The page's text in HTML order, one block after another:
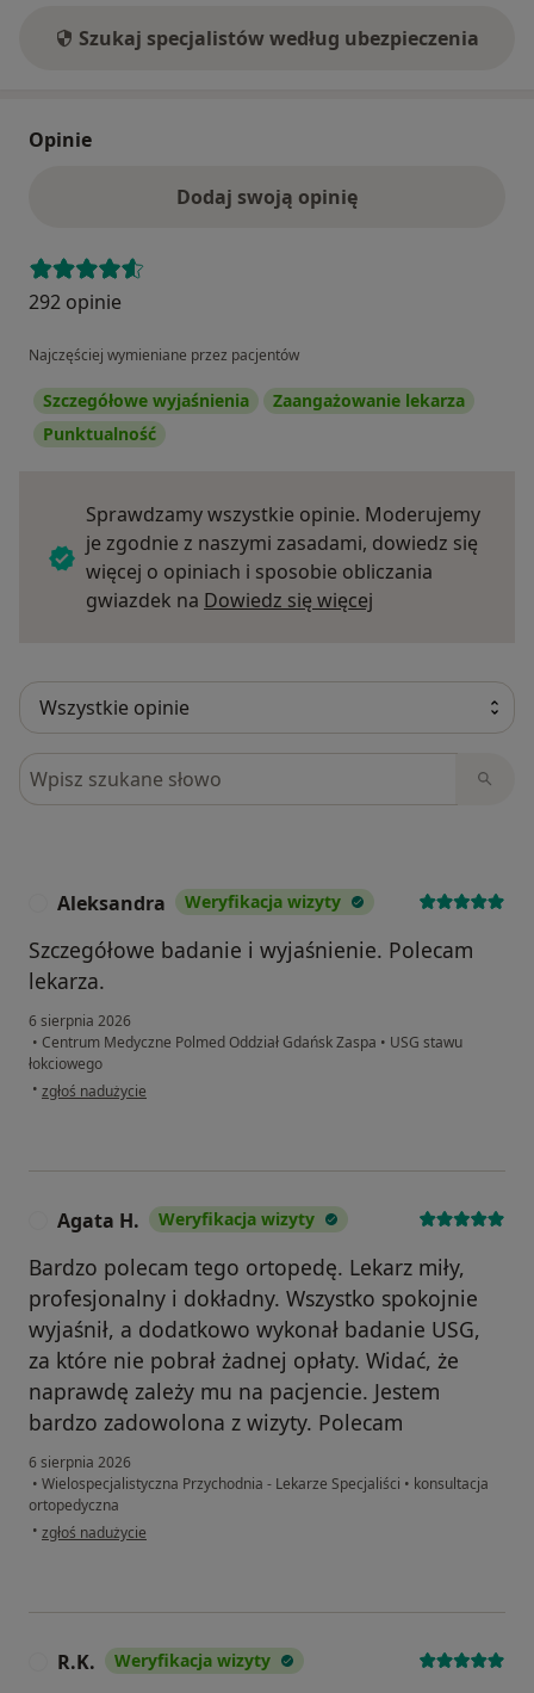
Szukaj specjalistów według ubezpieczenia
Opinie
Dodaj swoją opinię
292 opinie
Najczęściej wymieniane przez pacjentów
Szczegółowe wyjaśnienia
Zaangażowanie lekarza
Punktualność
Sprawdzamy wszystkie opinie. Moderujemy
je zgodnie z naszymi zasadami, dowiedz się
więcej o opiniach i sposobie obliczania
gwiazdek na Dowiedz się więcej
Szukaj w opiniach
Aleksandra Weryfikacja wizyty
Szczegółowe badanie i wyjaśnienie. Polecam
lekarza.
6 sierpnia 2026
• Centrum Medyczne Polmed Oddział Gdańsk Zaspa • USG stawu
łokciowego
• w opinii użytkownika Aleksandra
zgłoś nadużycie
Agata H. Weryfikacja wizyty
Bardzo polecam tego ortopedę. Lekarz miły,
profesjonalny i dokładny. Wszystko spokojnie
wyjaśnił, a dodatkowo wykonał badanie USG,
za które nie pobrał żadnej opłaty. Widać, że
naprawdę zależy mu na pacjencie. Jestem
bardzo zadowolona z wizyty. Polecam
6 sierpnia 2026
• Wielospecjalistyczna Przychodnia - Lekarze Specjaliści • konsultacja
ortopedyczna
• w opinii użytkownika Agata H.
zgłoś nadużycie
R.K. Weryfikacja wizyty